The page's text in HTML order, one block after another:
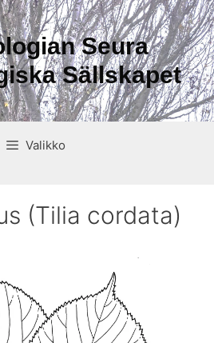
Seura
Sällskapet
Valikko
(Tilia cordata)